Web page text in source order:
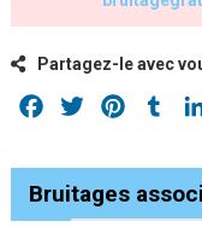
Partagez-le avec
Facebook
Twitter
Bruitages